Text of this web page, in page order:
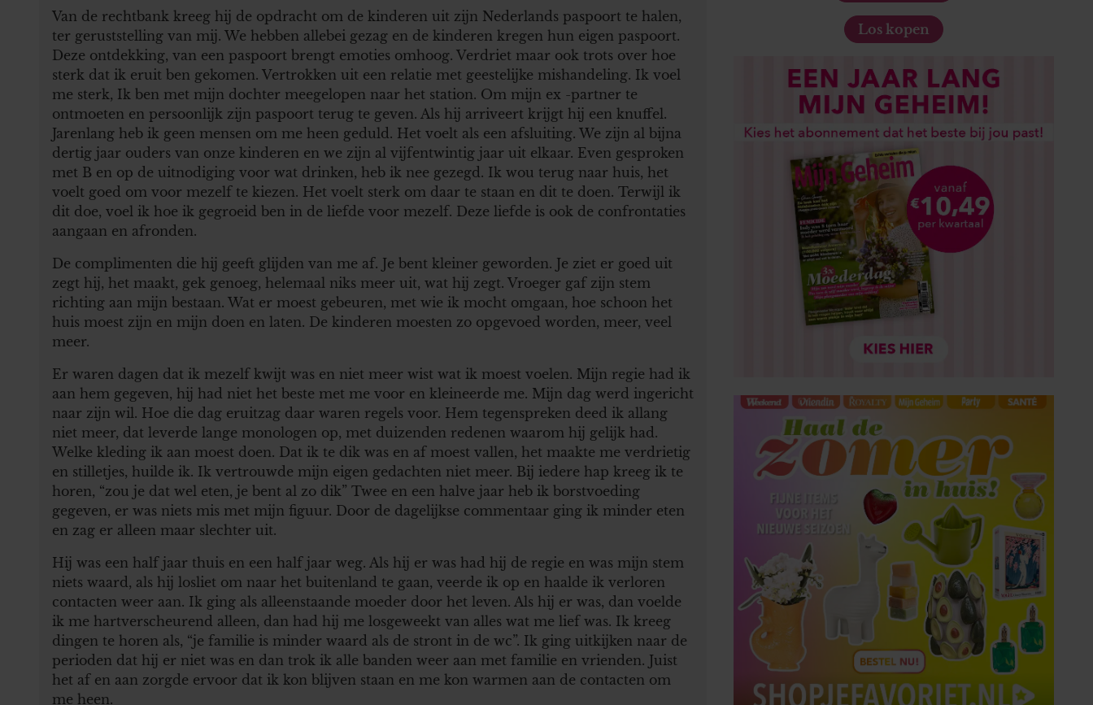
Van de rechtbank kreeg hij de opdracht om de kinderen uit zijn Nederlands paspoort te halen,
ter geruststelling van mij. We hebben allebei gezag en de kinderen kregen hun eigen paspoort.
Deze ontdekking, van een paspoort brengt emoties omhoog. Verdriet maar ook trots over hoe
sterk dat ik eruit ben gekomen. Vertrokken uit een relatie met geestelijke mishandeling. Ik voel
me sterk, Ik ben met mijn dochter meegelopen naar het station. Om mijn ex -partner te
ontmoeten en persoonlijk zijn paspoort terug te geven. Als hij arriveert krijgt hij een knuffel.
Jarenlang heb ik geen mensen om me heen geduld. Het voelt als een afsluiting. We zijn al bijna
dertig jaar ouders van onze kinderen en we zijn al vijfentwintig jaar uit elkaar. Even gesproken
met B en op de uitnodiging voor wat drinken, heb ik nee gezegd. Ik wou terug naar huis, het
voelt goed om voor mezelf te kiezen. Het voelt sterk om daar te staan en dit te doen. Terwijl ik
dit doe, voel ik hoe ik gegroeid ben in de liefde voor mezelf. Deze liefde is ook de confrontaties
aangaan en afronden.
De complimenten die hij geeft glijden van me af. Je bent kleiner geworden. Je ziet er goed uit
zegt hij, het maakt, gek genoeg, helemaal niks meer uit, wat hij zegt. Vroeger gaf zijn stem
richting aan mijn bestaan. Wat er moest gebeuren, met wie ik mocht omgaan, hoe schoon het
huis moest zijn en mijn doen en laten. De kinderen moesten zo opgevoed worden, meer, veel
meer.
Er waren dagen dat ik mezelf kwijt was en niet meer wist wat ik moest voelen. Mijn regie had ik
aan hem gegeven, hij had niet het beste met me voor en kleineerde me. Mijn dag werd ingericht
naar zijn wil. Hoe die dag eruitzag daar waren regels voor. Hem tegenspreken deed ik allang
niet meer, dat leverde lange monologen op, met duizenden redenen waarom hij gelijk had.
Welke kleding ik aan moest doen. Dat ik te dik was en af moest vallen, het maakte me verdrietig
en stilletjes, huilde ik. Ik vertrouwde mijn eigen gedachten niet meer. Bij iedere hap kreeg ik te
horen, “zou je dat wel eten, je bent al zo dik” Twee en een halve jaar heb ik borstvoeding
gegeven, er was niets mis met mijn figuur. Door de dagelijkse commentaar ging ik minder eten
en zag er alleen maar slechter uit.
Hij was een half jaar thuis en een half jaar weg. Als hij er was had hij de regie en was mijn stem
niets waard, als hij losliet om naar het buitenland te gaan, veerde ik op en haalde ik verloren
contacten weer aan. Ik ging als alleenstaande moeder door het leven. Als hij er was, dan voelde
ik me hartverscheurend alleen, dan had hij me losgeweekt van alles wat me lief was. Ik kreeg
dingen te horen als, “je familie is minder waard als de stront in de wc”. Ik ging uitkijken naar de
perioden dat hij er niet was en dan trok ik alle banden weer aan met familie en vrienden. Juist
het af en aan zorgde ervoor dat ik kon blijven staan en me kon warmen aan de contacten om
me heen.
Los kopen